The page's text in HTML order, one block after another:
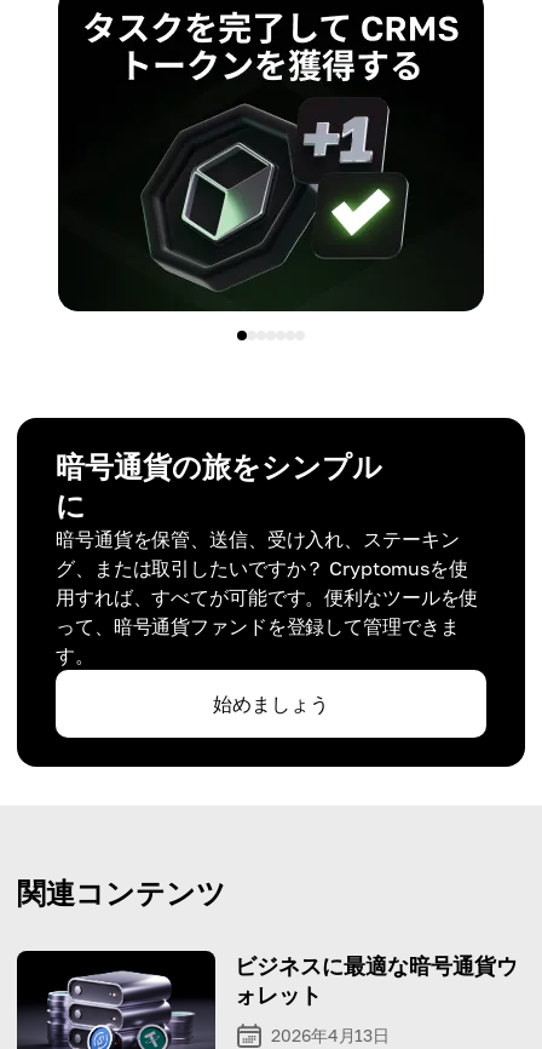
暗号通貨の旅をシンプル
に
暗号通貨を保管、送信、受け入れ、ステーキン
グ、または取引したいですか？ Cryptomusを使
用すれば、すべてが可能です。便利なツールを使
って、暗号通貨ファンドを登録して管理できま
す。
始めましょう
関連コンテンツ
ビジネスに最適な暗号通貨ウ
ォレット
2026年4月13日